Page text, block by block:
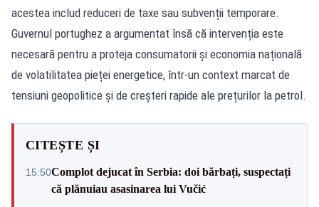
acestea includ reduceri de taxe sau subvenții temporare.
Guvernul portughez a argumentat însă că intervenția este
necesară pentru a proteja consumatorii și economia națională
de volatilitatea pieței energetice, într-un context marcat de
tensiuni geopolitice și de creșteri rapide ale prețurilor la petrol.
CITEȘTE ȘI
15:50Complot dejucat în Serbia: doi bărbați, suspectați
că plănuiau asasinarea lui Vučić